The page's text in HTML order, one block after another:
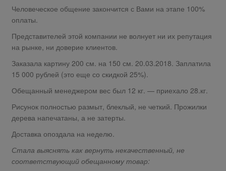
Человеческое общение закончится с Вами на этапе 100%
оплаты.
Представителей этой компании не волнует ни их репутация
на рынке, ни доверие клиентов.
Заказала картину 200 см. на 150 см. 20.03.2018. Заплатила
15 000 рублей (это еще со скидкой 25%).
Обещанный менеджером вес был 12 кг. — приехало 28.кг.
Рисунок полностью размыт, блеклый, не четкий. Прожилки
дерева напечатаны, а не затерты.
Доставка опоздала на неделю.
Стала выяснять как вернуть некачественный, не
соответствующий обещанному товар: